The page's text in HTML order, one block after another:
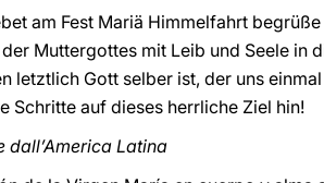
am Fest Mariä Himmelfahrt
Muttergottes mit Leib und Seele in
letztlich Gott selber ist, der uns
Schritte auf dieses herrliche Ziel hin!
Latina